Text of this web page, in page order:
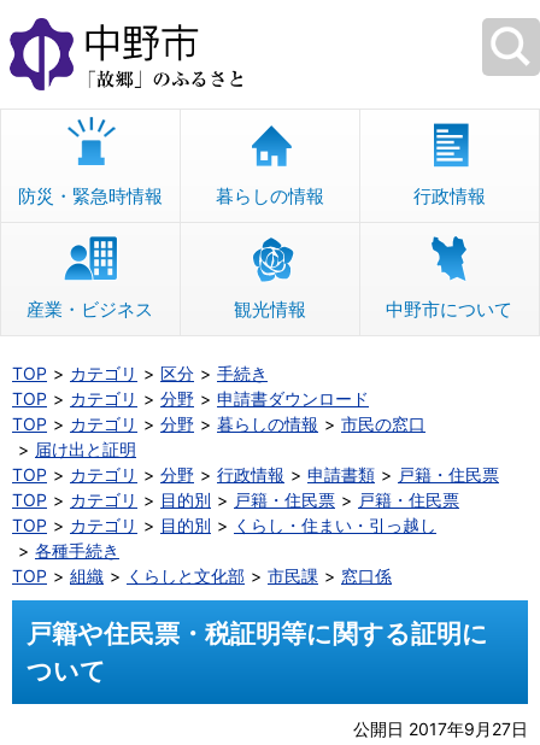
本
文
へ
移
防災・緊急時情報 暮らしの情報 行政情報
産業・ビジネス 観光情報 中野市について
TOP カテゴリ 区分
手続き
TOP
カテゴリ 分野
申請書ダウンロード
TOP
カテゴリ 分野 暮らしの情報
市民の窓口
届け出と証明
TOP
カテゴリ 分野 行政情報 申請書類
戸籍・住民票
TOP
カテゴリ 目的別 戸籍・住民票
戸籍・住民票
TOP
カテゴリ 目的別
くらし・住まい・引っ越し
各種手続き
TOP
組織 くらしと文化部 市民課 窓口係
戸籍や住民票・税証明等に関する証明に
ついて
公開日 2017年9月27日